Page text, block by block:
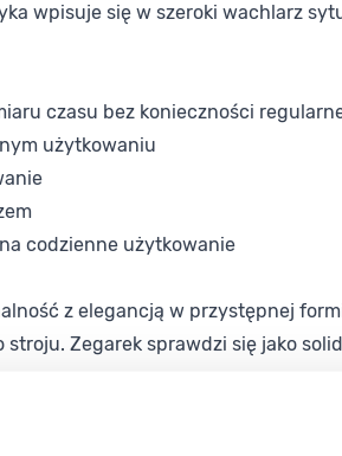
wpisuje się w szeroki wachlarz
czasu bez konieczności
użytkowaniu
codzienne użytkowanie
z elegancją w przystępnej
Zegarek sprawdzi się jako
estetyce i niezawodnym